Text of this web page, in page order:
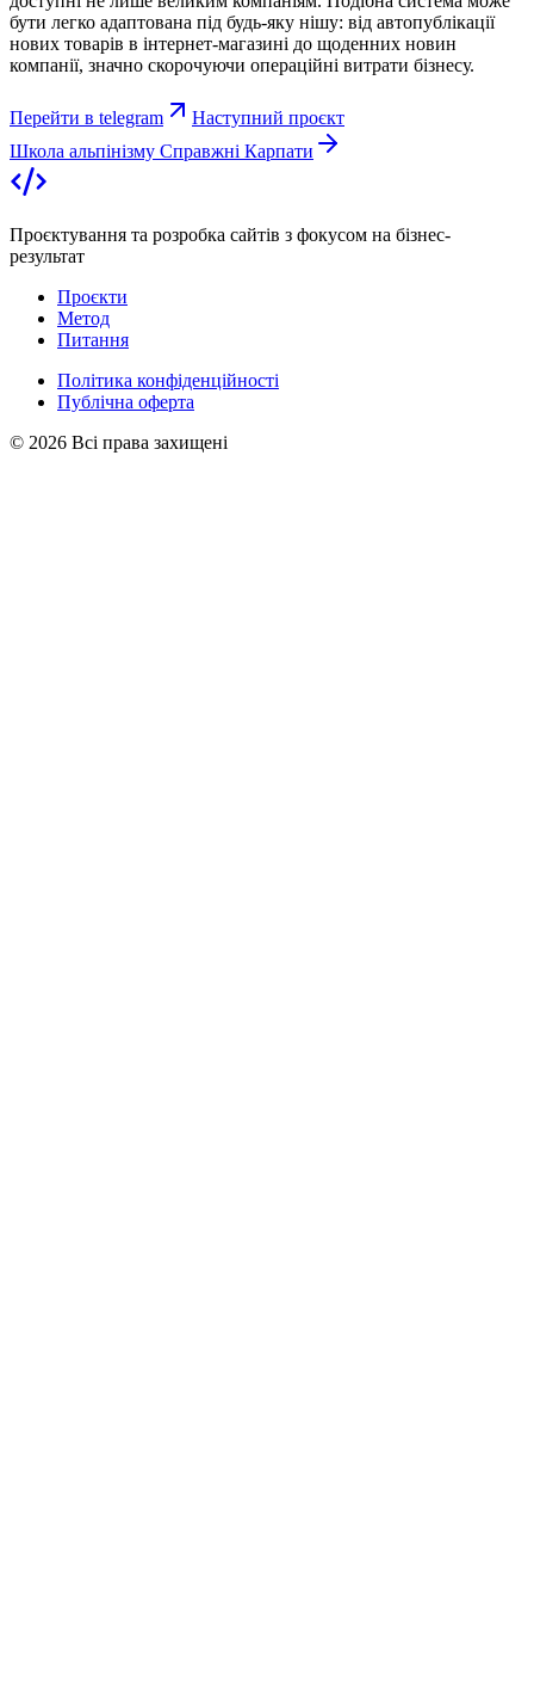
бути легко адаптована під будь-яку нішу: від автопублікації
нових товарів в інтернет-магазині до щоденних новин
компанії, значно скорочуючи операційні витрати бізнесу.
Перейти в telegram
Наступний проєкт
Школа альпінізму Справжні Карпати
Проєктування та розробка сайтів з фокусом на бізнес-
результат
Проєкти
Метод
Питання
Політика конфіденційності
Публічна оферта
© 2026 Всі права захищені